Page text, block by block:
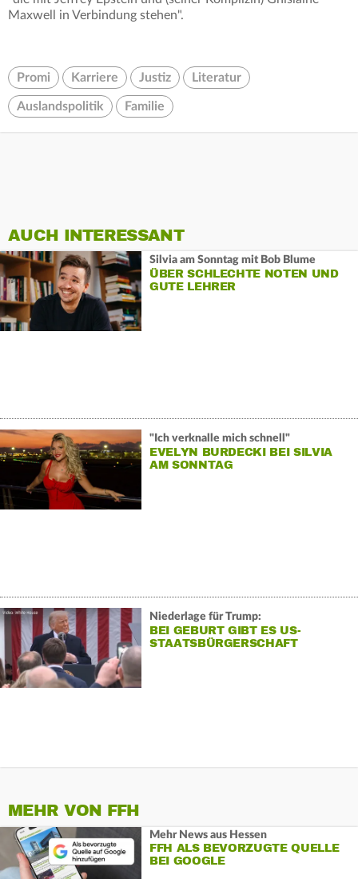
Maxwell in Verbindung stehen".
Promi Karriere Justiz Literatur
Auslandspolitik Familie
AUCH INTERESSANT
Silvia am Sonntag mit Bob Blume
ÜBER SCHLECHTE NOTEN UND
GUTE LEHRER
"Ich verknalle mich schnell"
EVELYN BURDECKI BEI SILVIA
AM SONNTAG
Niederlage für Trump:
BEI GEBURT GIBT ES US-
STAATSBÜRGERSCHAFT
MEHR VON FFH
Mehr News aus Hessen
FFH ALS BEVORZUGTE QUELLE
BEI GOOGLE